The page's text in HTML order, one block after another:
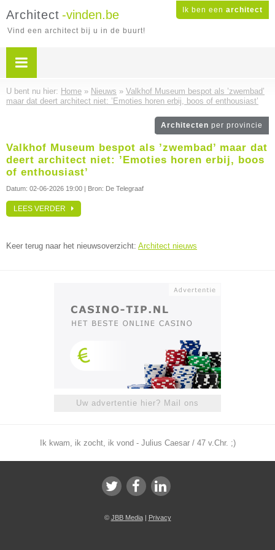
Ik ben een architect
Architect -vinden.be
Vind een architect bij u in de buurt!
U bent nu hier: Home » Nieuws » Valkhof Museum bespot als ’zwembad’
maar dat deert architect niet: ’Emoties horen erbij, boos of enthousiast’
Architecten per provincie
Valkhof Museum bespot als ’zwembad’ maar dat
deert architect niet: ’Emoties horen erbij, boos
of enthousiast’
Datum: 02-06-2026 19:00 | Bron: De Telegraaf
LEES VERDER
Keer terug naar het nieuwsoverzicht: Architect nieuws
Uw advertentie hier? Mail ons
Ik kwam, ik zocht, ik vond - Julius Caesar / 47 v.Chr. ;)
© JBB Media| Privacy